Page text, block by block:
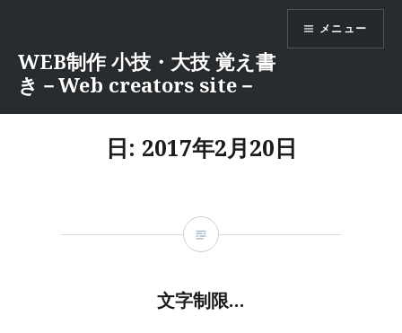
WEB制作 小技・大技 覚え書
き－Web creators site－
メニュー
日: 2017年2月20日
文字制限…